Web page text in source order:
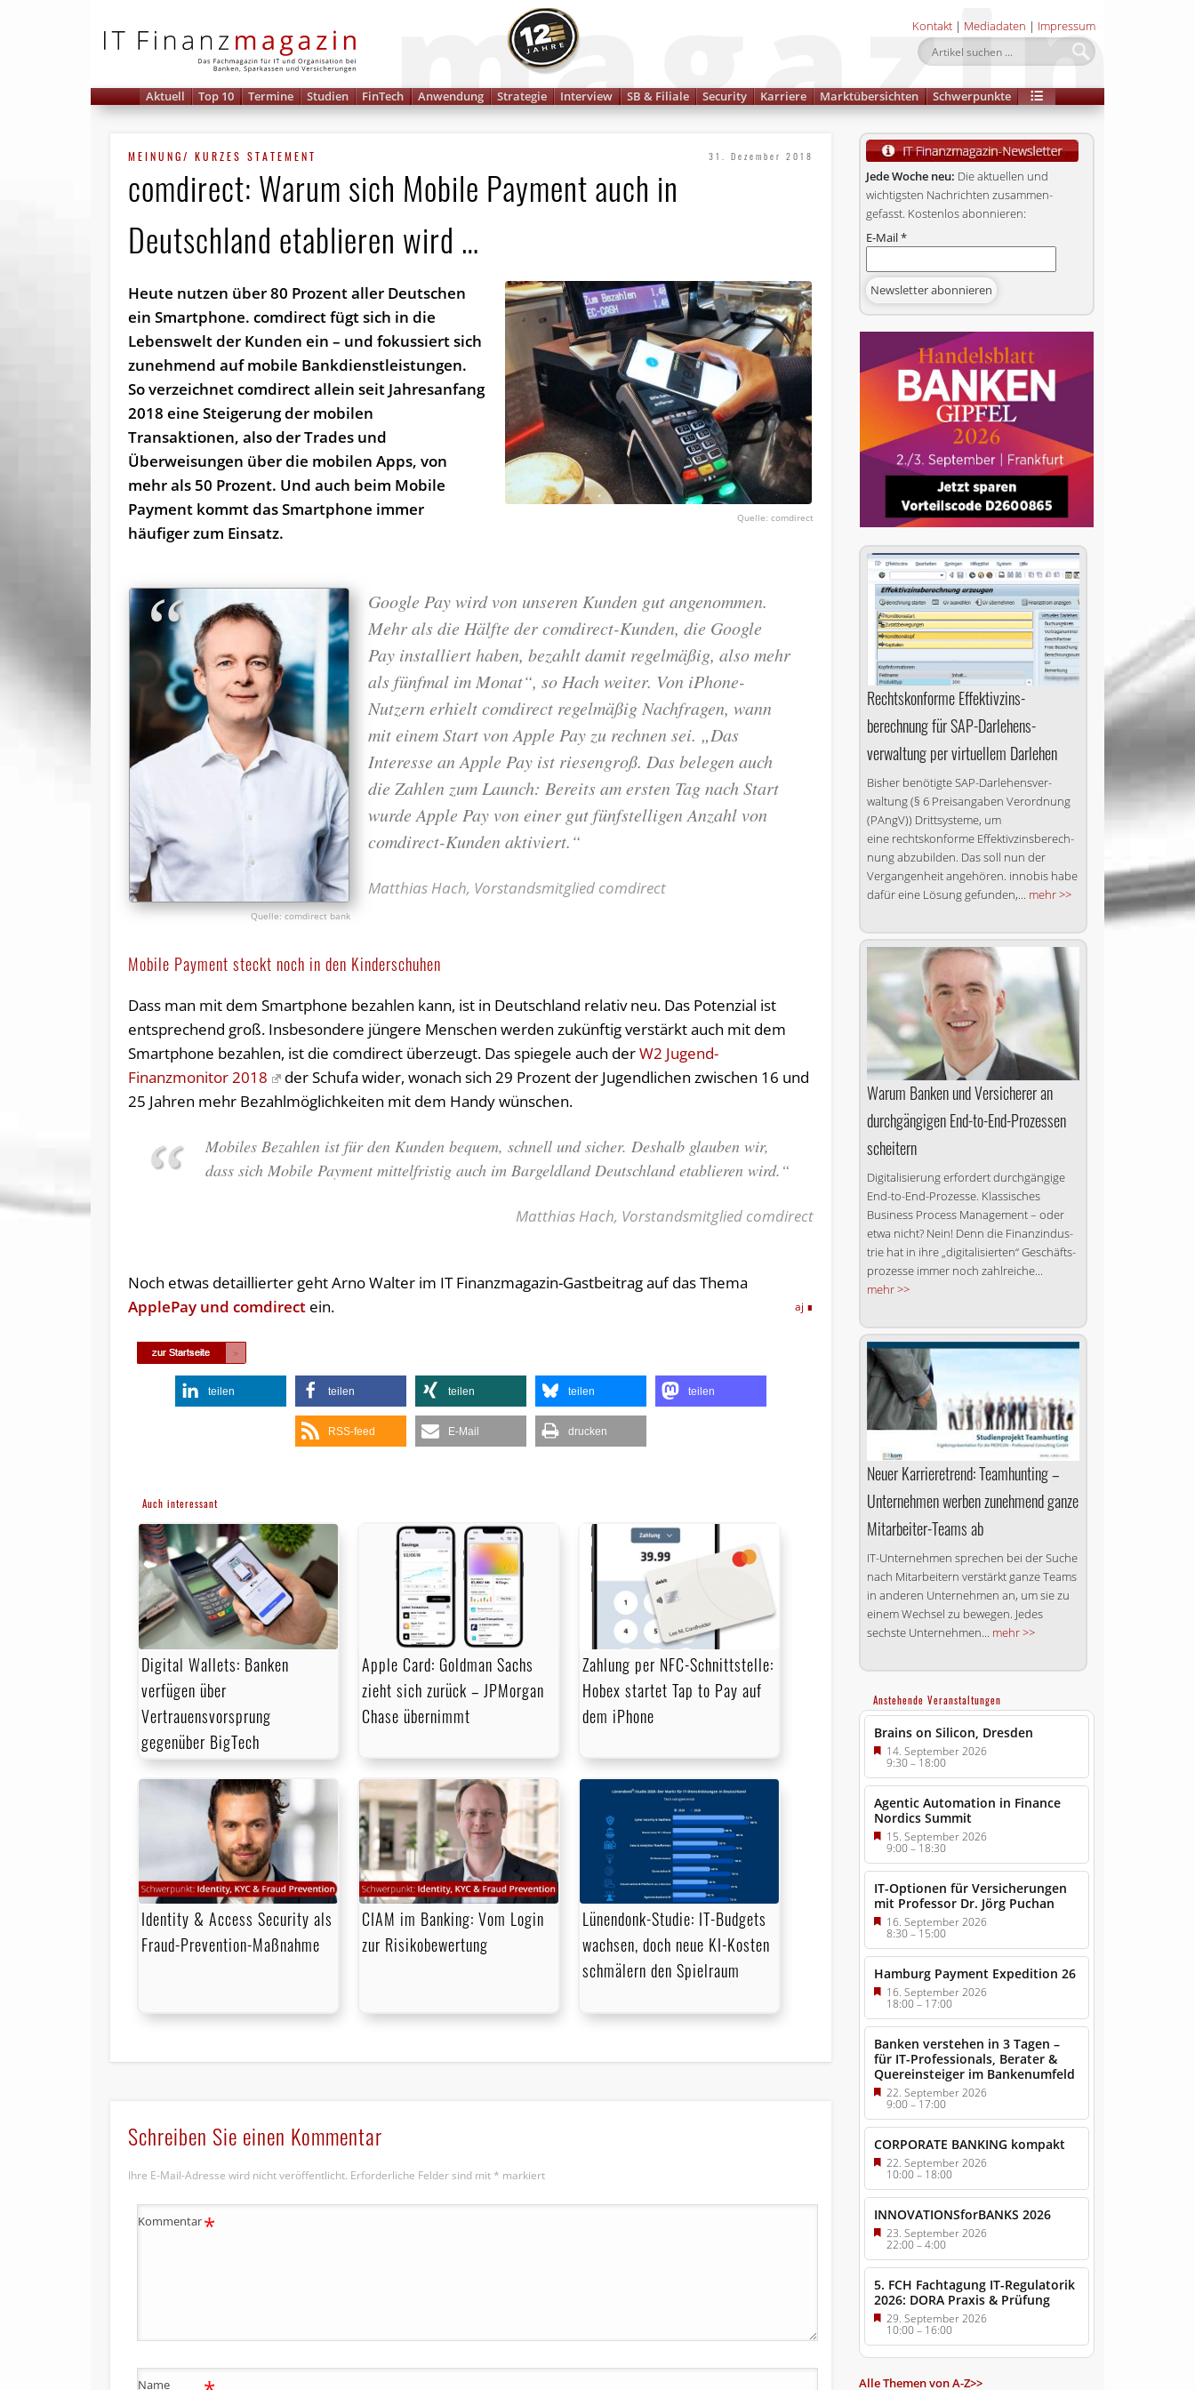
Kontakt | Mediadaten | Impressum
Aktuell Top 10 Termine Studien FinTech Anwendung Strategie Interview SB & Filiale Security Karriere Marktübersichten Schwerpunkte
MEINUNG/ KURZES STATEMENT 31. Dezember 2018
comdirect: Warum sich Mobile Payment auch in
Deutschland etablieren wird …
comdirect
Heute nutzen über 80 Prozent aller Deutschen
ein Smartphone. comdirect fügt sich in die
Lebenswelt der Kunden ein – und fokussiert sich
zunehmend auf mobile Bankdienstleistungen.
So verzeichnet comdirect allein seit Jahresanfang
2018 eine Steigerung der mobilen
Transaktionen, also der Trades und
Überweisungen über die mobilen Apps, von
mehr als 50 Prozent. Und auch beim Mobile
Payment kommt das Smartphone immer
häufiger zum Einsatz.
comdirect bank
Google Pay wird von unseren Kunden gut angenommen.
Mehr als die Hälfte der comdirect-Kunden, die Google
Pay installiert haben, bezahlt damit regelmäßig, also mehr
als fünfmal im Monat“, so Hach weiter. Von iPhone-
Nutzern erhielt comdirect regelmäßig Nachfragen, wann
mit einem Start von Apple Pay zu rechnen sei. „Das
Interesse an Apple Pay ist riesengroß. Das belegen auch
die Zahlen zum Launch: Bereits am ersten Tag nach Start
wurde Apple Pay von einer gut fünfstelligen Anzahl von
comdirect-Kunden aktiviert.“
Matthias Hach, Vorstandsmitglied comdirect
Mobile Payment steckt noch in den Kinderschuhen
Dass man mit dem Smartphone bezahlen kann, ist in Deutschland relativ neu. Das Potenzial ist
entsprechend groß. Insbesondere jüngere Menschen werden zukünftig verstärkt auch mit dem
Smartphone bezahlen, ist die comdirect überzeugt. Das spiegele auch derW2 Jugend-
Finanzmonitor 2018
der Schufa wider, wonach sich 29 Prozent der Jugendlichen zwischen 16 und
25 Jahren mehr Bezahlmöglichkeiten mit dem Handy wünschen.
Mobiles Bezahlen ist für den Kunden bequem, schnell und sicher. Deshalb glauben wir,
dass sich Mobile Payment mittelfristig auch im Bargeldland Deutschland etablieren wird.“
Matthias Hach, Vorstandsmitglied comdirect
Noch etwas detaillierter geht Arno Walter im IT Finanzmagazin-Gastbeitrag auf das Thema
ApplePay und comdirect ein. aj
teilen teilen teilen teilen teilen
RSS-feed E-Mail drucken
Auch interessant
Digital Wallets: Banken
verfügen über
Vertrauensvorsprung
gegenüber BigTech
Apple Card: Goldman Sachs
zieht sich zurück – JPMorgan
Chase übernimmt
Zahlung per NFC-Schnittstelle:
Hobex startet Tap to Pay auf
dem iPhone
Identity & Access Security als
Fraud-Prevention-Maßnahme
CIAM im Banking: Vom Login
zur Risikobewertung
Lünendonk-Studie: IT-Budgets
wachsen, doch neue KI-Kosten
schmälern den Spielraum
Schreiben Sie einen Kommentar
Ihre E-Mail-Adresse wird nicht veröffentlicht. Erforderliche Felder sind mit * markiert
Kommentar*
Name
Jede Woche neu: Die aktuellen und
wichtigsten Nachrichten zusammen­
gefasst. Kostenlos abonnieren:
E-Mail*
Rechtskonforme Effektiv­zins­
berechnung für SAP-Darlehens­
verwaltung per virtuellem Darlehen
Bisher benötigte SAP-Dar­lehens­ver­
waltung (§ 6 Preisangaben Ver­ordnung
(PAngV)) Drittsysteme, um
eine rechtskonforme Effektiv­zins­be­rech­
nung abzubilden. Das soll nun der
Vergangenheit angehören. innobis habe
dafür eine Lösung gefunden,... mehr >>
Warum Banken und Ver­si­che­rer an
durchgängigen End-to-End-Prozessen
scheitern
Digitalisierung erfordert durch­gängige
End-to-End-Prozesse. Klassisches
Business Process Ma­nage­ment – oder
etwa nicht? Nein! Denn die Fi­nanz­in­dus­
trie hat in ih­re „di­gi­ta­li­sier­ten“ Ge­schäfts­
pro­zes­se im­mer noch zahl­rei­che...
mehr >>
Neuer Karrieretrend: Teamhunting –
Unternehmen werben zunehmend ganze
Mitarbeiter-Teams ab
IT-Unternehmen sprechen bei der Suche
nach Mitarbeitern verstärkt ganze Teams
in anderen Unternehmen an, um sie zu
einem Wechsel zu bewegen. Jedes
sechste Unternehmen... mehr >>
Anstehende Veranstaltungen
Brains on Silicon, Dresden
14. September 2026
9:30–18:00
Agentic Automation in Finance
Nordics Summit
15. September 2026
9:00–18:30
IT-Optionen für Versicherungen
mit Professor Dr. Jörg Puchan
16. September 2026
8:30–15:00
Hamburg Payment Expedition 26
16. September 2026
18:00– 17:00
Banken verstehen in 3 Tagen –
für IT-Professionals, Berater &
Quereinsteiger im Bankenumfeld
22. September 2026
9:00–17:00
CORPORATE BANKING kompakt
22. September 2026
10:00– 18:00
INNOVATIONSforBANKS 2026
23. September 2026
22:00–4:00
5. FCH Fachtagung IT-Regulatorik
2026: DORA Praxis & Prüfung
29. September 2026
10:00– 16:00
Alle Themen von A-Z>>